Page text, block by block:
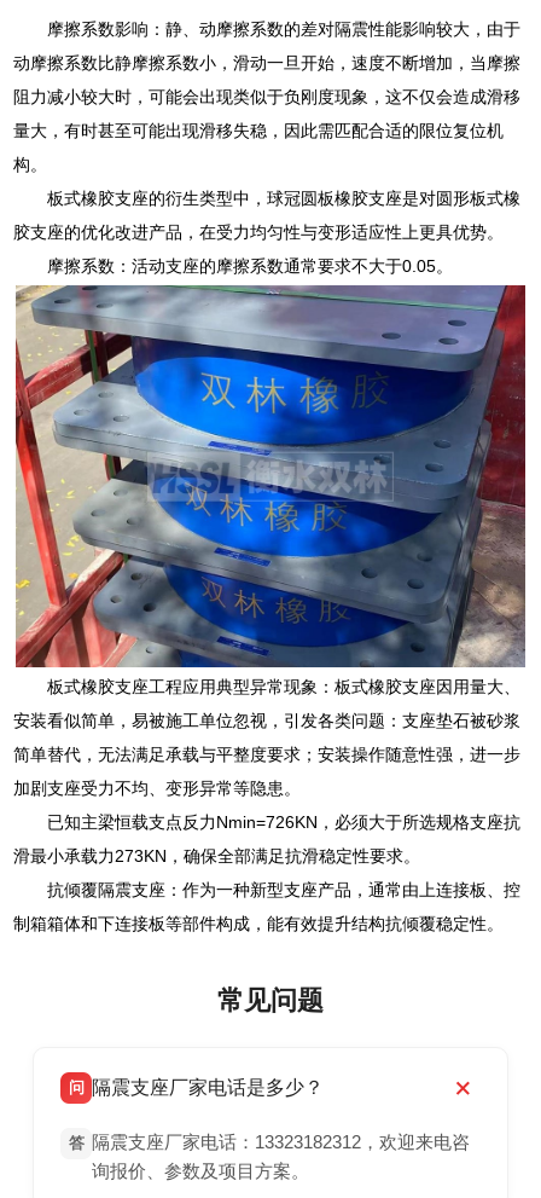
摩擦系数影响：静、动摩擦系数的差对隔震性能影响较大，由于
动摩擦系数比静摩擦系数小，滑动一旦开始，速度不断增加，当摩擦
阻力减小较大时，可能会出现类似于负刚度现象，这不仅会造成滑移
量大，有时甚至可能出现滑移失稳，因此需匹配合适的限位复位机
构。
板式橡胶支座的衍生类型中，球冠圆板橡胶支座是对圆形板式橡
胶支座的优化改进产品，在受力均匀性与变形适应性上更具优势。
摩擦系数：活动支座的摩擦系数通常要求不大于0.05。
板式橡胶支座工程应用典型异常现象：板式橡胶支座因用量大、
安装看似简单，易被施工单位忽视，引发各类问题：支座垫石被砂浆
简单替代，无法满足承载与平整度要求；安装操作随意性强，进一步
加剧支座受力不均、变形异常等隐患。
已知主梁恒载支点反力Nmin=726KN，必须大于所选规格支座抗
滑最小承载力273KN，确保全部满足抗滑稳定性要求。
抗倾覆隔震支座：作为一种新型支座产品，通常由上连接板、控
制箱箱体和下连接板等部件构成，能有效提升结构抗倾覆稳定性。
常见问题
问 隔震支座厂家电话是多少？
答 隔震支座厂家电话：13323182312，欢迎来电咨
询报价、参数及项目方案。